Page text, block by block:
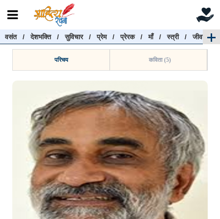
वसंत/देशभक्ति/सुविचार/प्रेम/प्रेरक/माँ/स्त्री/जीवन
परिचय कविता (5)
रचनाएँ खोजें
रचनाएँ खोजने के लिए नीचे दी गई बॉक्स में हिन्दी में लिखें और
"खोजें" बटन पर क्लिक करें
हटाएँ